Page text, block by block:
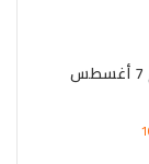
صعود أسعار الفضة اليوم 7 أغسطس